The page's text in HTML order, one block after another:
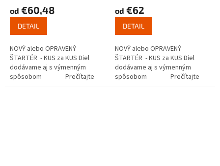
od €60,48
DETAIL
NOVÝ alebo OPRAVENÝ
ŠTARTÉR - KUS za KUS Diel
dodávame aj s výmenným
spôsobom Prečítajte
si ako funguje...
od €62
DETAIL
NOVÝ alebo OPRAVENÝ
ŠTARTÉR - KUS za KUS Diel
dodávame aj s výmenným
spôsobom Prečítajte
si ako funguje...